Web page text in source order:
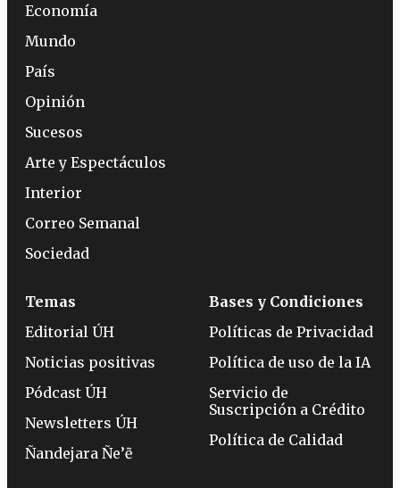
Economía
Mundo
País
Opinión
Sucesos
Arte y Espectáculos
Interior
Correo Semanal
Sociedad
Temas
Editorial ÚH
Noticias positivas
Pódcast ÚH
Newsletters ÚH
Ñandejara Ñe’ẽ
Bases y Condiciones
Políticas de Privacidad
Política de uso de la IA
Servicio de
Suscripción a Crédito
Política de Calidad